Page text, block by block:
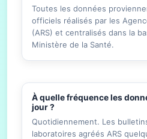
Toutes les données
officiels réalisés par les
(ARS) et centralisés dans la
Ministère de la Santé.
À quelle fréquence les
jour ?
Quotidiennement. Les
laboratoires agréés ARS